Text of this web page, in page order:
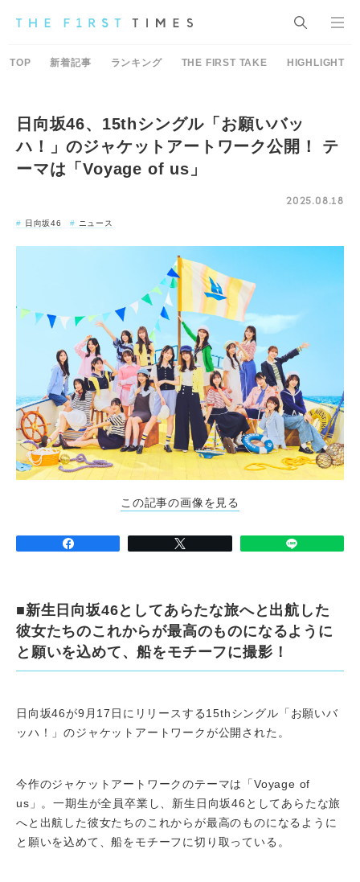
TOP 新着記事 ランキング THE FIRST TAKE HIGHLIGHT
日向坂46、15thシングル「お願いバッ
ハ！」のジャケットアートワーク公開！ テ
ーマは「Voyage of us」
2025.08.18
日向坂46 ニュース
この記事の画像を見る
■新生日向坂46としてあらたな旅へと出航した
彼女たちのこれからが最高のものになるように
と願いを込めて、船をモチーフに撮影！
日向坂46が9月17日にリリースする15thシングル「お願いバ
ッハ！」のジャケットアートワークが公開された。
今作のジャケットアートワークのテーマは「Voyage of
us」。一期生が全員卒業し、新生日向坂46としてあらたな旅
へと出航した彼女たちのこれからが最高のものになるように
と願いを込めて、船をモチーフに切り取っている。